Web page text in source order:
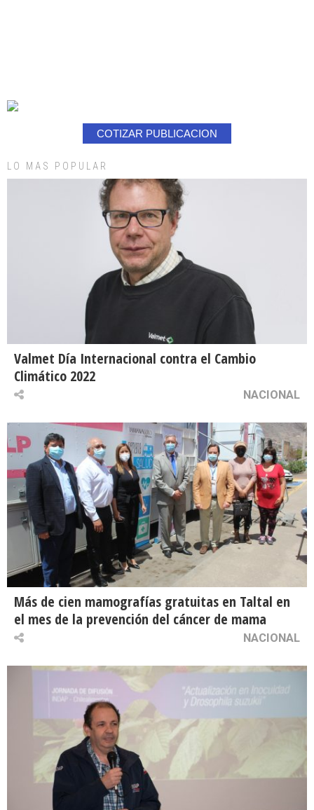
COTIZAR PUBLICACION
LO MAS POPULAR
Valmet Día Internacional contra el Cambio
Climático 2022
NACIONAL
Más de cien mamografías gratuitas en Taltal en
el mes de la prevención del cáncer de mama
NACIONAL